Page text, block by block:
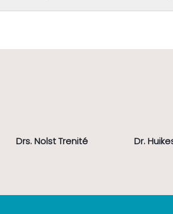
Drs. Nolst Trenité Dr.